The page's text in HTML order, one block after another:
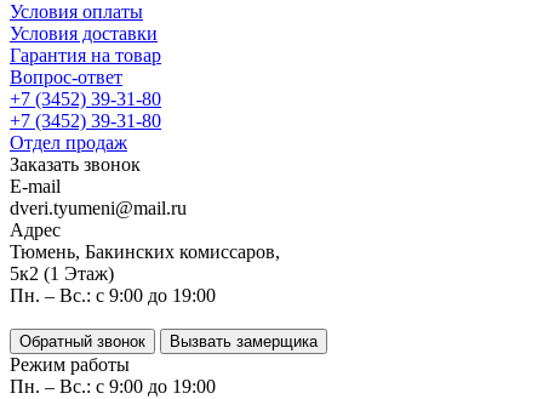
Условия оплаты
Условия доставки
Гарантия на товар
Вопрос-ответ
+7 (3452) 39-31-80
+7 (3452) 39-31-80
Отдел продаж
Заказать звонок
E-mail
dveri.tyumeni@mail.ru
Адрес
Тюмень, Бакинских комиссаров,
5к2 (1 Этаж)
Пн. – Вс.: с 9:00 до 19:00
Обратный звонок Вызвать замерщика
Режим работы
Пн. – Вс.: с 9:00 до 19:00